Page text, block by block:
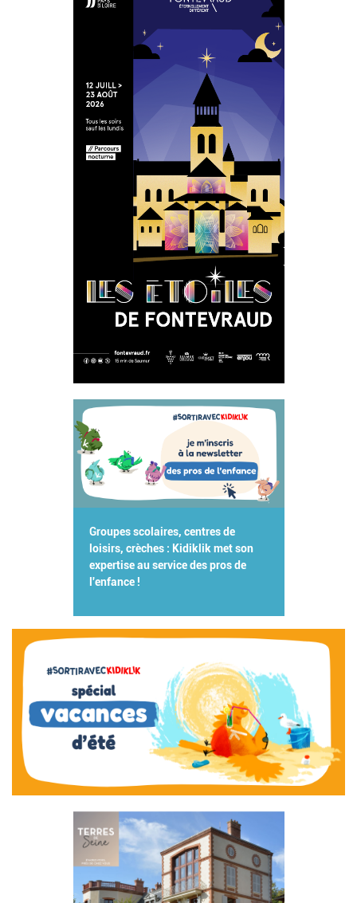
Groupes scolaires, centres de
loisirs, crèches : Kidiklik met son
expertise au service des pros de
l'enfance !